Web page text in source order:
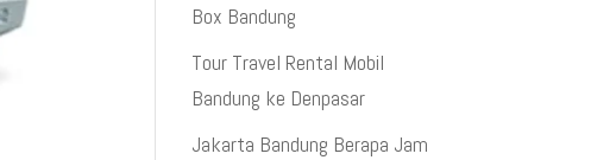
Box Bandung
Tour Travel Rental Mobil
Bandung ke Denpasar
Jakarta Bandung Berapa Jam